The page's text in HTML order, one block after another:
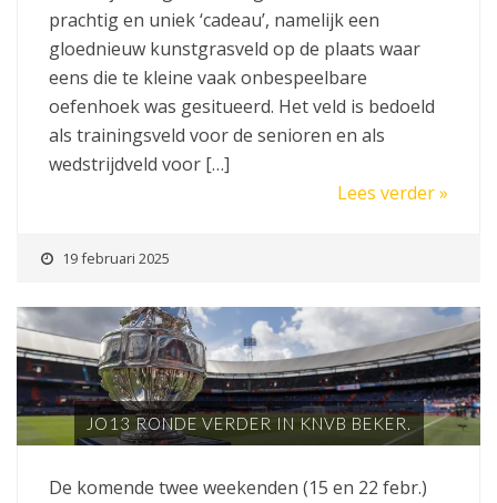
prachtig en uniek ‘cadeau’, namelijk een
gloednieuw kunstgrasveld op de plaats waar
eens die te kleine vaak onbespeelbare
oefenhoek was gesitueerd. Het veld is bedoeld
als trainingsveld voor de senioren en als
wedstrijdveld voor […]
Lees verder »
19 februari 2025
JO13 RONDE VERDER IN KNVB BEKER.
De komende twee weekenden (15 en 22 febr.)